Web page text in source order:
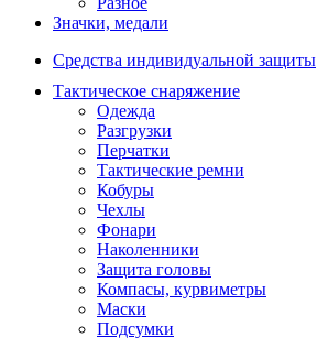
Значки, медали
Средства индивидуальной защиты
Тактическое снаряжение
Одежда
Разгрузки
Перчатки
Тактические ремни
Кобуры
Чехлы
Фонари
Наколенники
Защита головы
Компасы, курвиметры
Маски
Подсумки